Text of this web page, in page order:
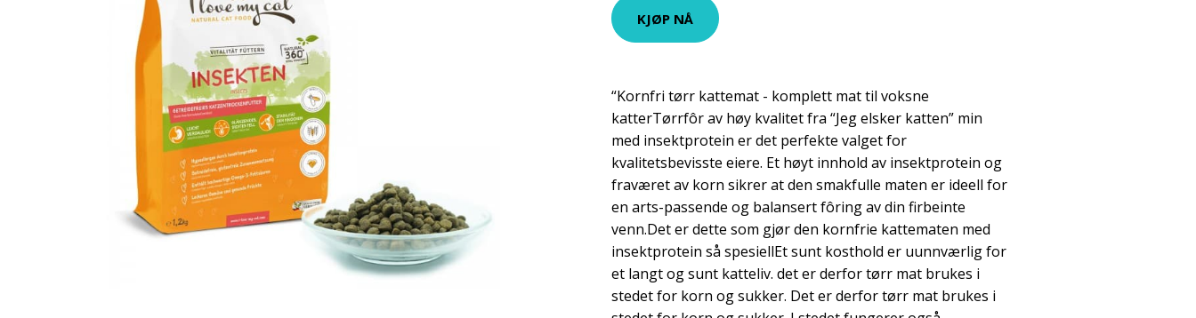
KJØP NÅ
“Kornfri tørr kattemat - komplett mat til voksne
katterTørrfôr av høy kvalitet fra “Jeg elsker katten” min
med insektprotein er det perfekte valget for
kvalitetsbevisste eiere. Et høyt innhold av insektprotein og
fraværet av korn sikrer at den smakfulle maten er ideell for
en arts-passende og balansert fôring av din firbeinte
venn.Det er dette som gjør den kornfrie kattematen med
insektprotein så spesiellEt sunt kosthold er uunnværlig for
et langt og sunt katteliv. det er derfor tørr mat brukes i
stedet for korn og sukker. Det er derfor tørr mat brukes i